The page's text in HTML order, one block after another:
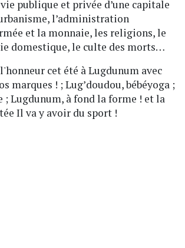
publique et privée d’une capitale
l’administration
et la monnaie, les religions, le
domestique, le culte des morts…
cet été à Lugdunum avec
marques ! ; Lug’doudou, bébéyoga ;
; Lugdunum, à fond la forme ! et la
Il va y avoir du sport !